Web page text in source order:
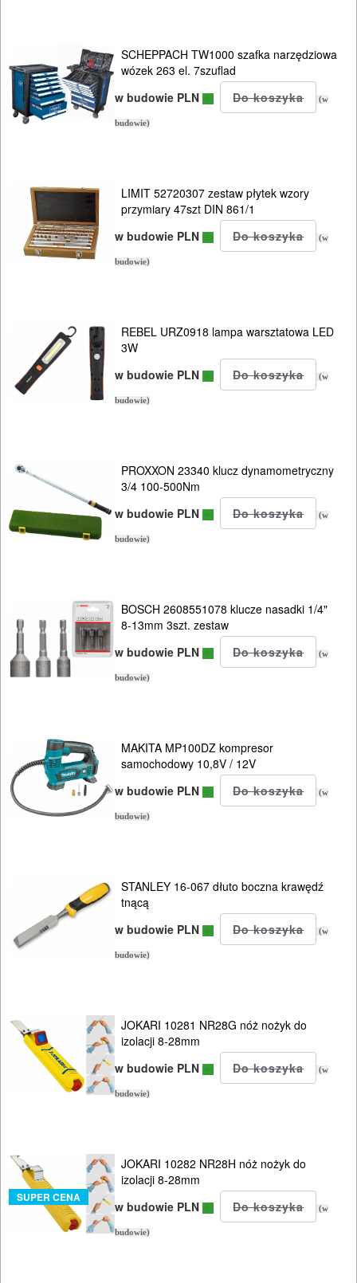
Nitownice
Oświetlenie
Przedłużacze
narzędziowe
Samochodowe
DLA
HYDRAULICZNE
NARZĘDZIA
INSTALACYJNE,
PALNIKI
AKCESORIA
KOMPRESORY
NARZĘDZIA
SPAWALNICTWO
ROZRUCHOWE
PROSTOWNIKI
I
PRĄDOWE
ODZIEŻ
ROBOCZA
SPRZĘT
AGD
OGRODNICZE
PILARKI-
KOSIARKI-
KOSY
MYJKI
SCHEPPACH TW1000 szafka narzędziowa
wózek 263 el. 7szuflad
w budowie PLN
(w
budowie)
LIMIT 52720307 zestaw płytek wzory
przymiary 47szt DIN 861/1
w budowie PLN
(w
budowie)
REBEL URZ0918 lampa warsztatowa LED
3W
w budowie PLN
(w
budowie)
PROXXON 23340 klucz dynamometryczny
3/4 100-500Nm
w budowie PLN
(w
budowie)
BOSCH 2608551078 klucze nasadki 1/4"
8-13mm 3szt. zestaw
w budowie PLN
(w
budowie)
MAKITA MP100DZ kompresor
samochodowy 10,8V / 12V
w budowie PLN
(w
budowie)
STANLEY 16-067 dłuto boczna krawędź
tnącą
w budowie PLN
(w
budowie)
JOKARI 10281 NR28G nóż nożyk do
izolacji 8-28mm
w budowie PLN
(w
budowie)
SUPER CENA
JOKARI 10282 NR28H nóż nożyk do
izolacji 8-28mm
w budowie PLN
(w
budowie)